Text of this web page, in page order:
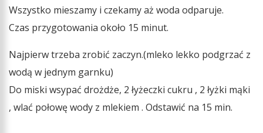
Wszystko mieszamy i czekamy aż woda odparuje.
Czas przygotowania około 15 minut.
Najpierw trzeba zrobić zaczyn.(mleko lekko podgrzać z
wodą w jednym garnku)
Do miski wsypać drożdże, 2 łyżeczki cukru , 2 łyżki mąki
, wlać połowę wody z mlekiem . Odstawić na 15 min.